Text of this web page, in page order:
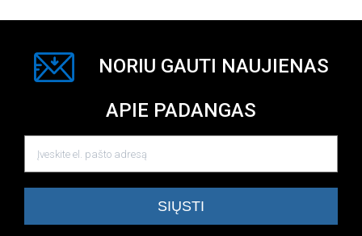
NORIU GAUTI NAUJIENAS
APIE PADANGAS